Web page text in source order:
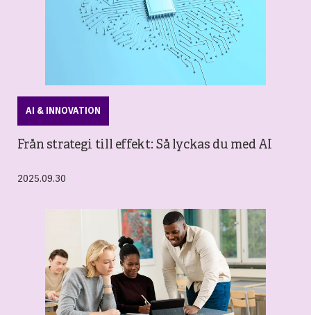
AI & INNOVATION
Från strategi till effekt: Så lyckas du med AI
2025.09.30